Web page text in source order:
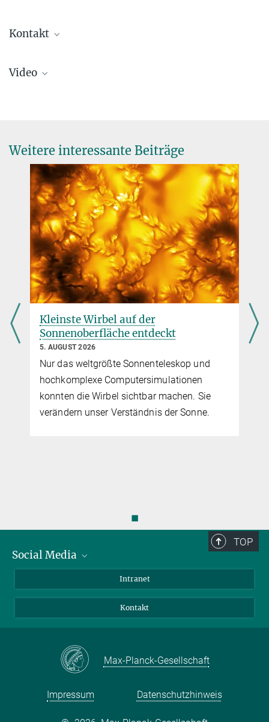
Kontakt
Presse- und Öffentlichkeitsarbeit
Prof. Dr. Sami Solanki
Sunrise III Principal Investigator, Direktor
+49 551 384979-325
solanki-office@...
Max-Planck-Institut für Sonnensystemforschung, Göttingen
Dr. Andreas Korpi-Lagg
Sunrise III Pojektmanager
+49 551 384969-465
Lagg@...
Max-Planck-Institut für Sonnensystemforschung, Göttingen
Video
Play
Video
© MPS (D. Maase)
Ankunft an der Landestelle
Weitere interessante Beiträge
Kleinste Wirbel auf der
Sonnenoberfläche entdeckt
5. AUGUST 2026
Nur das weltgrößte Sonnenteleskop und
hochkomplexe Computersimulationen
konnten die Wirbel sichtbar machen. Sie
verändern unser Verständnis der Sonne.
◼
TOP
Social Media
Facebook
Instagram
Mastodon
Intranet
Kontakt
Max-Planck-Gesellschaft
Impressum Datenschutzhinweis